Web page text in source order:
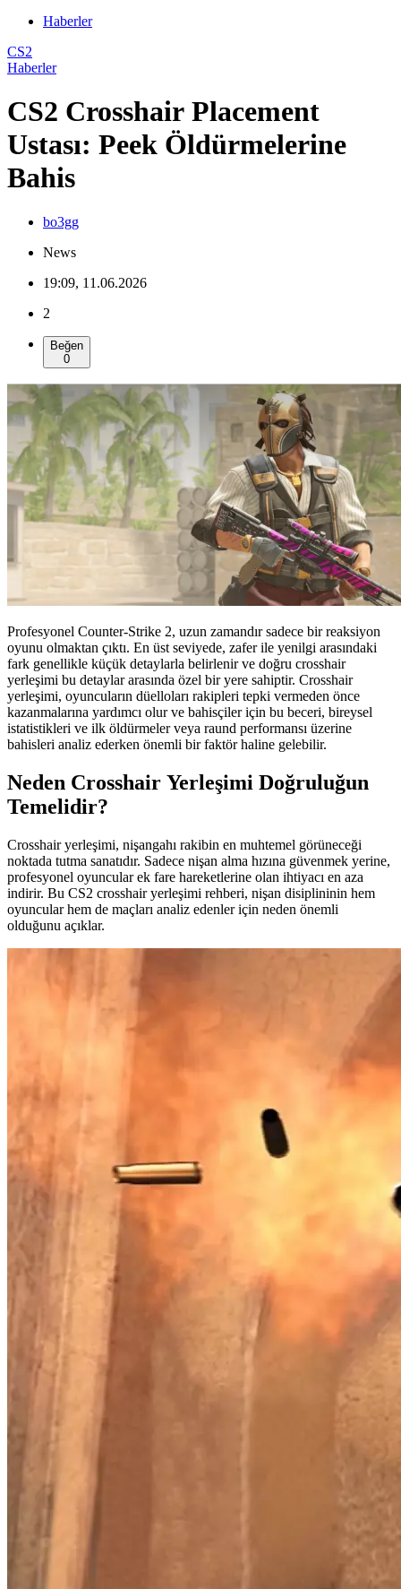
Haberler
CS2
Haberler
CS2 Crosshair Placement
Ustası: Peek Öldürmelerine
Bahis
bo3gg
News
19:09, 11.06.2026
2
Beğen
0
Profesyonel Counter-Strike 2, uzun zamandır sadece bir reaksiyon
oyunu olmaktan çıktı. En üst seviyede, zafer ile yenilgi arasındaki
fark genellikle küçük detaylarla belirlenir ve doğru crosshair
yerleşimi bu detaylar arasında özel bir yere sahiptir. Crosshair
yerleşimi, oyuncuların düelloları rakipleri tepki vermeden önce
kazanmalarına yardımcı olur ve bahisçiler için bu beceri, bireysel
istatistikleri ve ilk öldürmeler veya raund performansı üzerine
bahisleri analiz ederken önemli bir faktör haline gelebilir.
Neden Crosshair Yerleşimi Doğruluğun
Temelidir?
Crosshair yerleşimi, nişangahı rakibin en muhtemel görüneceği
noktada tutma sanatıdır. Sadece nişan alma hızına güvenmek yerine,
profesyonel oyuncular ek fare hareketlerine olan ihtiyacı en aza
indirir. Bu CS2 crosshair yerleşimi rehberi, nişan disiplininin hem
oyuncular hem de maçları analiz edenler için neden önemli
olduğunu açıklar.